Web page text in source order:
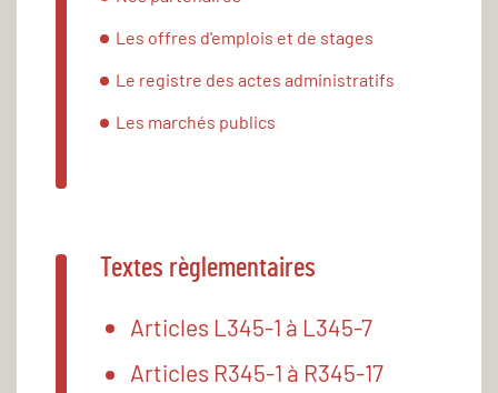
Les offres d'emplois et de stages
Le registre des actes administratifs
Les marchés publics
Textes règlementaires
Articles L345-1 à L345-7
Articles R345-1 à R345-17